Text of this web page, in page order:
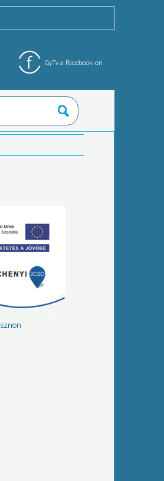
GyTv a Facebook-on